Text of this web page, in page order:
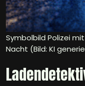
Symbolbild Polizei
Nacht (Bild: KI